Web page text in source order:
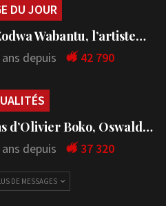
DU JOUR
Wabantu, l’artiste…
depuis 42 790
d’Olivier Boko, Oswald…
ans depuis 37 320
DE MESSAGES